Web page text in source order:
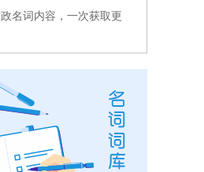
词内容，一次获取更